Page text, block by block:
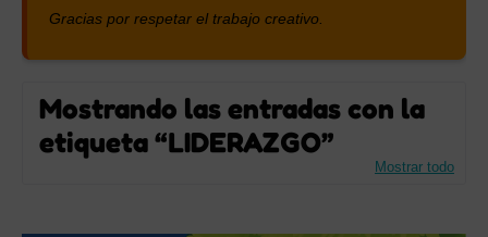
Gracias por respetar el trabajo creativo.
Mostrando las entradas con la
etiqueta
LIDERAZGO
Mostrar todo